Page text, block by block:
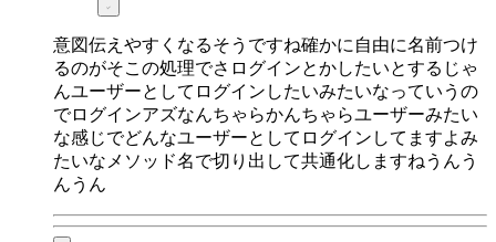
意図伝えやすくなるそうですね確かに自由に名前つけ
るのがそこの処理でさログインとかしたいとするじゃ
んユーザーとしてログインしたいみたいなっていうの
でログインアズなんちゃらかんちゃらユーザーみたい
な感じでどんなユーザーとしてログインしてますよみ
たいなメソッド名で切り出して共通化しますねうんう
んうん